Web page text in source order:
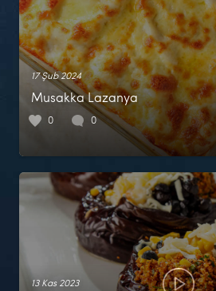
17 Şub 2024
Musakka Lazanya
0 0
13 Kas 2023